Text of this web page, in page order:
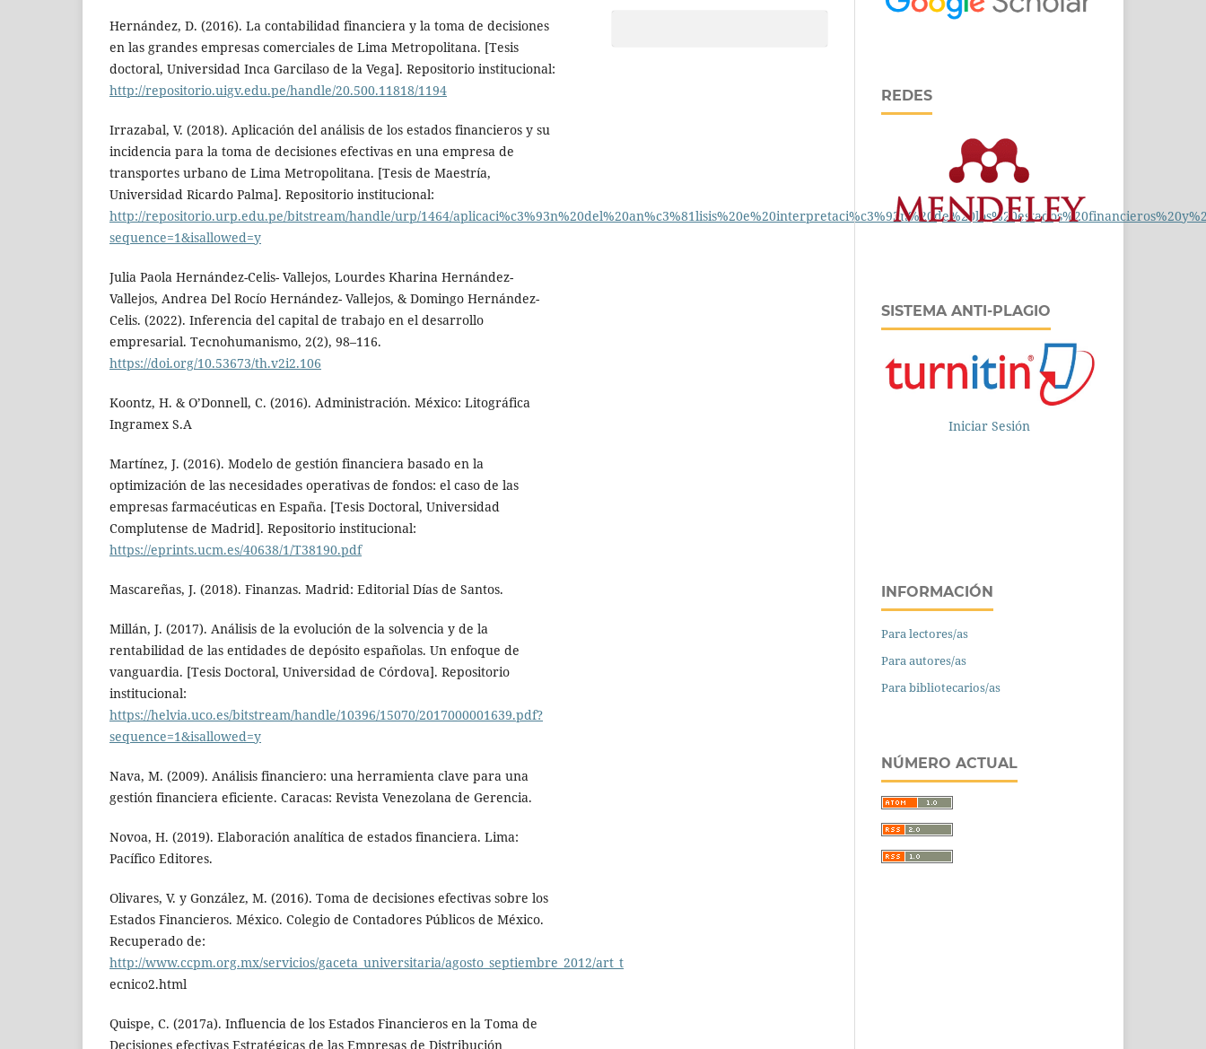
Hernández, D. (2016). La contabilidad financiera y la toma de decisiones
en las grandes empresas comerciales de Lima Metropolitana. [Tesis
doctoral, Universidad Inca Garcilaso de la Vega]. Repositorio institucional:
http://repositorio.uigv.edu.pe/handle/20.500.11818/1194
Irrazabal, V. (2018). Aplicación del análisis de los estados financieros y su
incidencia para la toma de decisiones efectivas en una empresa de
transportes urbano de Lima Metropolitana. [Tesis de Maestría,
Universidad Ricardo Palma]. Repositorio institucional:
http://repositorio.urp.edu.pe/bitstream/handle/urp/1464/
sequence=1&isallowed=y
Julia Paola Hernández-Celis- Vallejos, Lourdes Kharina Hernández-
Vallejos, Andrea Del Rocío Hernández- Vallejos, & Domingo Hernández-
Celis. (2022). Inferencia del capital de trabajo en el desarrollo
empresarial. Tecnohumanismo, 2(2), 98–116.
https://doi.org/10.53673/th.v2i2.106
Koontz, H. & O’Donnell, C. (2016). Administración. México: Litográfica
Ingramex S.A
Martínez, J. (2016). Modelo de gestión financiera basado en la
optimización de las necesidades operativas de fondos: el caso de las
empresas farmacéuticas en España. [Tesis Doctoral, Universidad
Complutense de Madrid]. Repositorio institucional:
https://eprints.ucm.es/40638/1/T38190.pdf
Mascareñas, J. (2018). Finanzas. Madrid: Editorial Días de Santos.
Millán, J. (2017). Análisis de la evolución de la solvencia y de la
rentabilidad de las entidades de depósito españolas. Un enfoque de
vanguardia. [Tesis Doctoral, Universidad de Córdova]. Repositorio
institucional:
https://helvia.uco.es/bitstream/handle/10396/15070/2017000001639.pdf?
sequence=1&isallowed=y
Nava, M. (2009). Análisis financiero: una herramienta clave para una
gestión financiera eficiente. Caracas: Revista Venezolana de Gerencia.
Novoa, H. (2019). Elaboración analítica de estados financiera. Lima:
Pacífico Editores.
Olivares, V. y González, M. (2016). Toma de decisiones efectivas sobre los
Estados Financieros. México. Colegio de Contadores Públicos de México.
Recuperado de:
http://www.ccpm.org.mx/servicios/gaceta_universitaria/agosto_septiembre_2012/art_t
ecnico2.html
Quispe, C. (2017a). Influencia de los Estados Financieros en la Toma de
Decisiones efectivas Estratégicas de las Empresas de Distribución
REDES
SISTEMA ANTI-PLAGIO
Iniciar Sesión
INFORMACIÓN
Para lectores/as
Para autores/as
Para bibliotecarios/as
NÚMERO ACTUAL